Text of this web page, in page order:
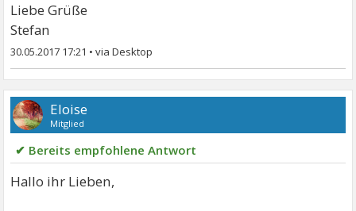
Liebe Grüße
Stefan
30.05.2017 17:21 •
Eloise
Mitglied
✔ Bereits empfohlene Antwort
Hallo ihr Lieben,